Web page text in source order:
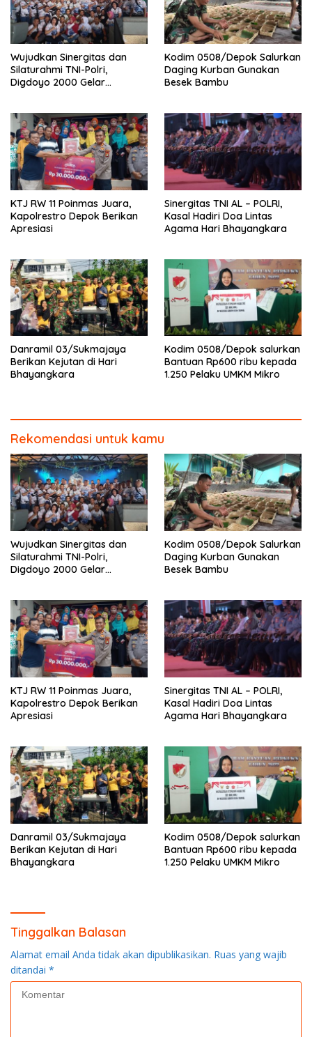
Wujudkan Sinergitas dan
Silaturahmi TNI-Polri,
Digdoyo 2000 Gelar
Kodim 0508/Depok Salurkan
Daging Kurban Gunakan
Besek Bambu
KTJ RW 11 Poinmas Juara,
Kapolrestro Depok Berikan
Apresiasi
Sinergitas TNI AL – POLRI,
Kasal Hadiri Doa Lintas
Agama Hari Bhayangkara
Danramil 03/Sukmajaya
Berikan Kejutan di Hari
Bhayangkara
Kodim 0508/Depok salurkan
Bantuan Rp600 ribu kepada
1.250 Pelaku UMKM Mikro
Rekomendasi untuk kamu
Wujudkan Sinergitas dan
Silaturahmi TNI-Polri,
Digdoyo 2000 Gelar
Kodim 0508/Depok Salurkan
Daging Kurban Gunakan
Besek Bambu
KTJ RW 11 Poinmas Juara,
Kapolrestro Depok Berikan
Apresiasi
Sinergitas TNI AL – POLRI,
Kasal Hadiri Doa Lintas
Agama Hari Bhayangkara
Danramil 03/Sukmajaya
Berikan Kejutan di Hari
Bhayangkara
Kodim 0508/Depok salurkan
Bantuan Rp600 ribu kepada
1.250 Pelaku UMKM Mikro
Tinggalkan Balasan
Alamat email Anda tidak akan dipublikasikan. Ruas yang wajib
ditandai *